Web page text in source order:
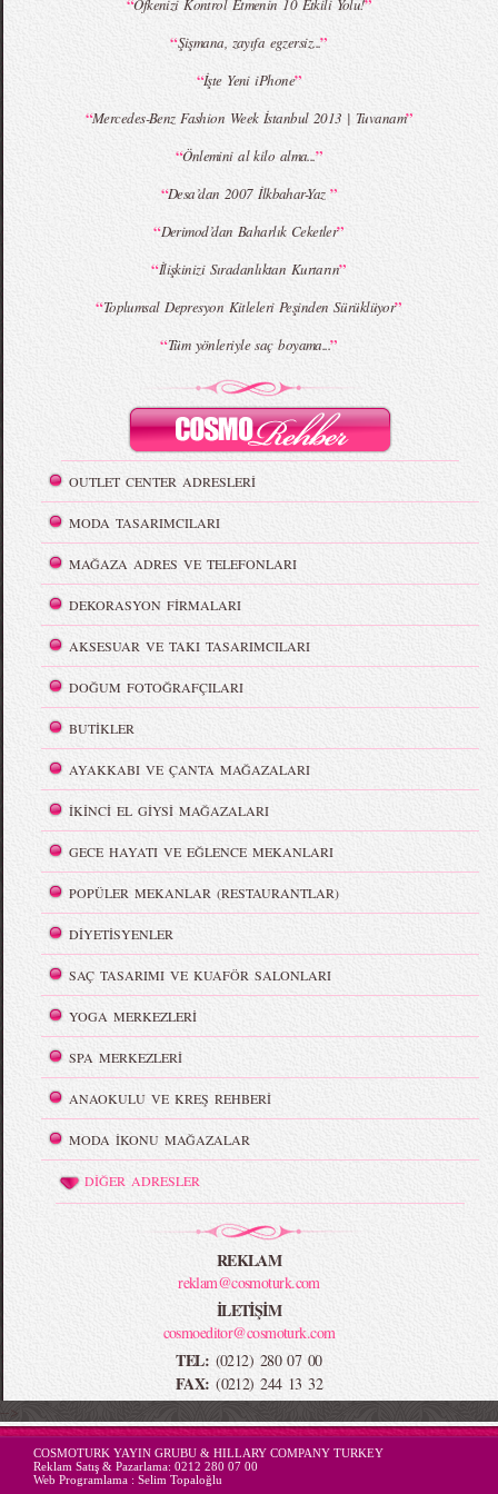
MBFWI - Giray Sepin 2015 Yaz Koleksiyonu MBFWI - Burçe Bekrek 2015 Yaz Koleksiyonu
“Öfkenizi Kontrol Etmenin 10 Etkili Yolu!”
“Şişmana, zayıfa egzersiz...”
“İşte Yeni iPhone”
“Mercedes-Benz Fashion Week İstanbul 2013 | Tuvanam”
“Önlemini al kilo alma...”
“Desa’dan 2007 İlkbahar-Yaz ”
“Derimod’dan Baharlık Ceketler”
“İlişkinizi Sıradanlıktan Kurtarın”
“Toplumsal Depresyon Kitleleri Peşinden Sürüklüyor”
“Tüm yönleriyle saç boyama...”
OUTLET CENTER ADRESLERİ
MODA TASARIMCILARI
MAĞAZA ADRES VE TELEFONLARI
DEKORASYON FİRMALARI
AKSESUAR VE TAKI TASARIMCILARI
DOĞUM FOTOĞRAFÇILARI
BUTİKLER
AYAKKABI VE ÇANTA MAĞAZALARI
İKİNCİ EL GİYSİ MAĞAZALARI
GECE HAYATI VE EĞLENCE MEKANLARI
POPÜLER MEKANLAR (RESTAURANTLAR)
DİYETİSYENLER
SAÇ TASARIMI VE KUAFÖR SALONLARI
YOGA MERKEZLERİ
SPA MERKEZLERİ
ANAOKULU VE KREŞ REHBERİ
MODA İKONU MAĞAZALAR
DİĞER ADRESLER
REKLAM
reklam@cosmoturk.com
İLETİŞİM
cosmoeditor@cosmoturk.com
TEL: (0212) 280 07 00
FAX: (0212) 244 13 32
-->
COSMOTURK YAYIN GRUBU & HILLARY COMPANY TURKEY
Reklam Satış & Pazarlama: 0212 280 07 00
Web Programlama : Selim Topaloğlu